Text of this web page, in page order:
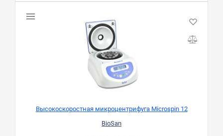
Высокоскоростная микроцентрифуга Microspin 12
BioSan